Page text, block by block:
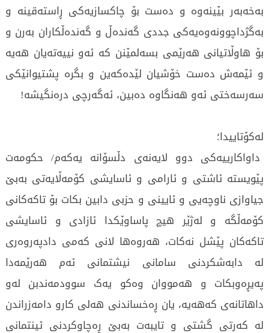
بەخەبەر بێینەوە و دەست بۆ چاکسازیەکی ڕاستەقینە و
بەگژداچوونەوەیەکی جددی گەندەڵ و گەندەڵکاران بەرن و
بۆ هاوڵاتیانی هەرێمی بسەلمێنن کە ئەو نییەتەیان هەیە
و ئێمەش دەست خۆشیان لێدەکەین و بگرە پشتیوانێکی
سەرسەختی ئەو هەنگاوە دەبین، ئەگەرچی درەنگیشە!
لەکۆتاییدا؛
داواکارییەکی دوو لایەنەی دڵسۆانە یەکەم/ حکومەت
پێویستە ئاشتی و ئارامی و ئاسایشی کۆمەڵایەتی بەبێ
جیاوازی ناوچەیی و ئایینی و حزبی دابین بکات بۆ تاکەکانی
کۆمەڵگە و لەژێر هیچ پاساوێکدا ئازادی و ئاسایشی
تاکەکان پێشل نەکات، هەروەها لانی کەمی دادپەروەری
لە دابەشکردنی سامانی نیشتمانی ئەم هەرێمەدا
پەیڕەوبکات و هەمووان وەکو یەک سوودمەندبن لەو
داهاتانەی کەهەیە، یان ڕەخساندنی هەلی کارو دامەزراندن
لە کەرتی گشتی و تایبەت بەبێ ڕەچاوکردنی ئینتمانی